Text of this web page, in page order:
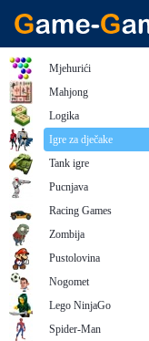
Mjehurići
Mahjong
Logika
Igre za dječake
Tank igre
Pucnjava
Racing Games
Zombija
Pustolovina
Nogomet
Lego NinjaGo
Spider-Man